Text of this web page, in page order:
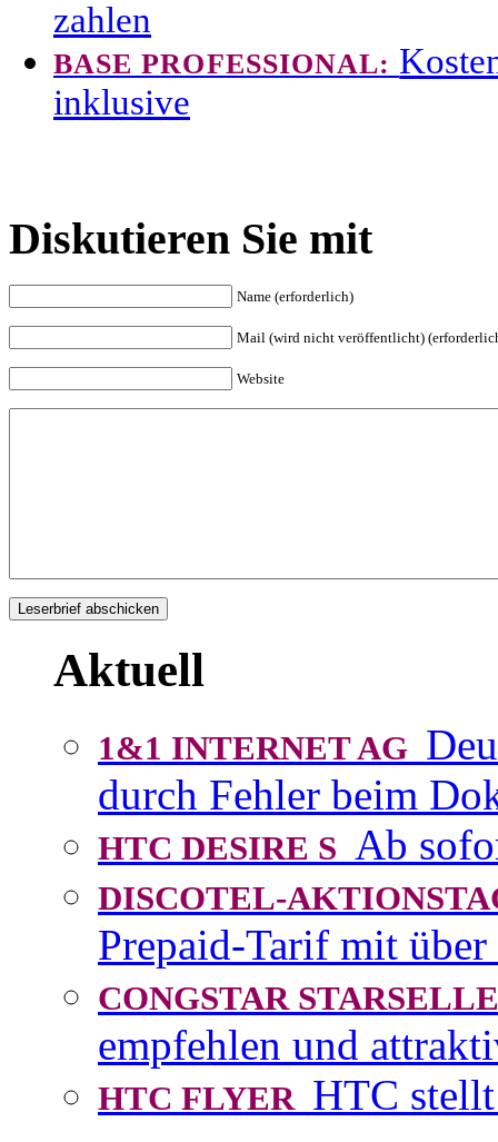
zahlen
BASE PROFESSIONAL:
inklusive
Diskutieren Sie mit
Name (erforderlich)
Mail (wird nicht veröffentlicht)
Website
Aktuell
1&1 INTERNET AG
durch Fehler beim
HTC DESIRE S Ab
DISCOTEL-
Prepaid-Tarif mit
CONGSTAR
empfehlen und
HTC FLYER HTC